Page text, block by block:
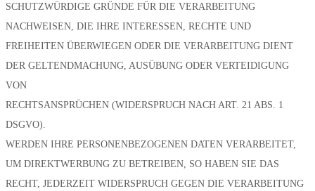
SCHUTZWÜRDIGE GRÜNDE FÜR DIE VERARBEITUNG
NACHWEISEN, DIE IHRE INTERESSEN, RECHTE UND
FREIHEITEN ÜBERWIEGEN ODER DIE VERARBEITUNG DIENT
DER GELTENDMACHUNG, AUSÜBUNG ODER VERTEIDIGUNG
VON
RECHTSANSPRÜCHEN (WIDERSPRUCH NACH ART. 21 ABS. 1
DSGVO).
WERDEN IHRE PERSONENBEZOGENEN DATEN VERARBEITET,
UM DIREKTWERBUNG ZU BETREIBEN, SO HABEN SIE DAS
RECHT, JEDERZEIT WIDERSPRUCH GEGEN DIE VERARBEITUNG